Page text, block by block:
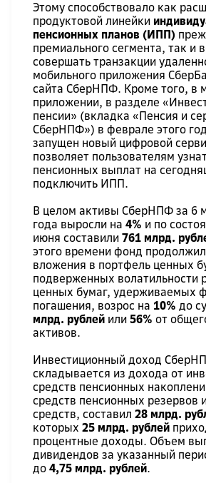
Этому способствовало как
продуктовой линейки
пенсионных планов (ИПП)
премиального сегмента, так и
совершать транзакции
мобильного приложения
сайта СберНПФ. Кроме того, в
приложении, в разделе
пенсии» (вкладка «Пенсия и
СберНПФ») в феврале этого
запущен новый цифровой
позволяет пользователям
пенсионных выплат на
подключить ИПП.
В целом активы СберНПФ за 6
года выросли на 4% и по
июня составили 761 млрд.
этого времени фонд
вложения в портфель ценных
подверженных волатильности
ценных бумаг, удерживаемых
погашения, возрос на 10% до
млрд. рублей или 56% от
активов.
Инвестиционный доход
складывается из дохода от
средств пенсионных
средств пенсионных резервов
средств, составил 28 млрд.
которых 25 млрд. рублей
процентные доходы. Объем
дивидендов за указанный
до 4,75 млрд. рублей.